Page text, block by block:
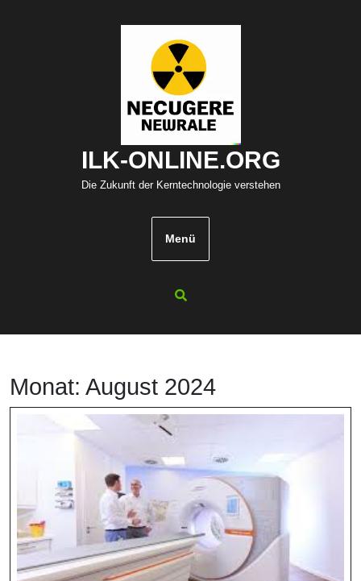
ILK-ONLINE.ORG
Die Zukunft der Kerntechnologie verstehen
Menü
Monat: August 2024